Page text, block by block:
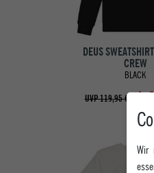
DEUS
CREW
BLACK
UVP 119,95 € ab
Wir